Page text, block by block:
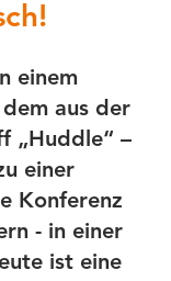
einem
aus der
„Huddle“ –
einer
Konferenz
- in einer
ist eine